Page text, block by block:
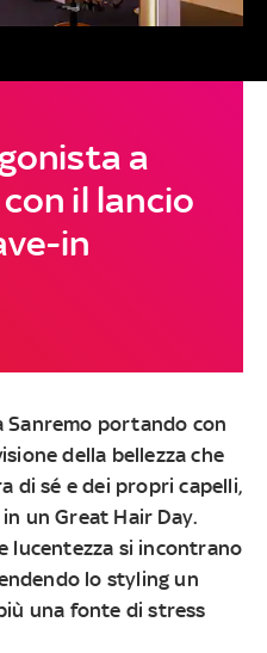
a
il lancio
in
Sanremo portando con
della bellezza che
di sé e dei propri capelli,
un Great Hair Day.
lucentezza si incontrano
lo styling un
una fonte di stress